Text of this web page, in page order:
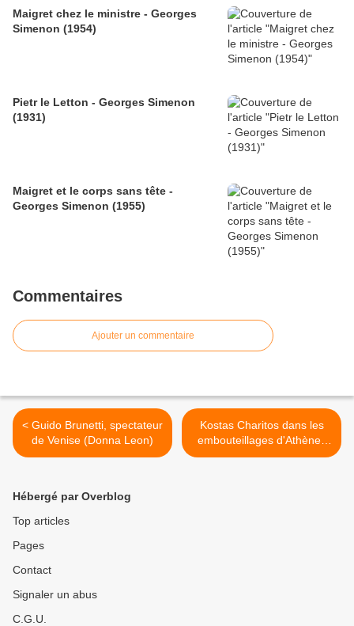
Maigret chez le ministre - Georges
Simenon (1954)
Pietr le Letton - Georges Simenon
(1931)
Maigret et le corps sans tête -
Georges Simenon (1955)
Commentaires
Ajouter un commentaire
< Guido Brunetti, spectateur
de Venise (Donna Leon)
Kostas Charitos dans les
embouteillages d'Athènes
(Petros Markaris) >
Hébergé par Overblog
Top articles
Pages
Contact
Signaler un abus
C.G.U.